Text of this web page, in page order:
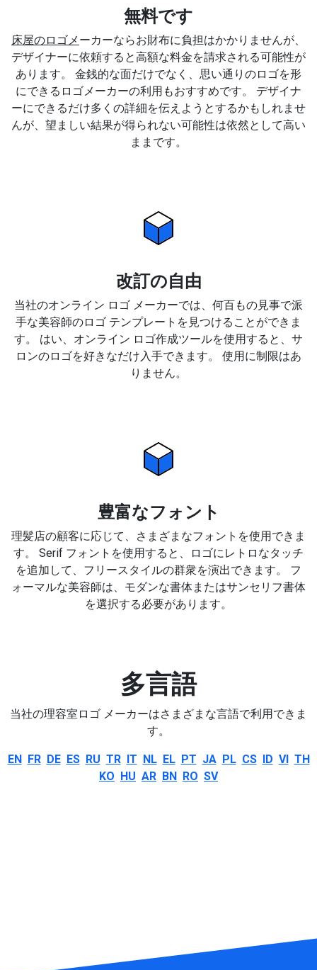
無料です
床屋のロゴメ ーカーならお財布に負担はかかりませんが、
デザイナーに依頼すると高額な料金を請求される可能性が
あります。 金銭的な面だけでなく、思い通りのロゴを形
にできるロゴメーカーの利用もおすすめです。 デザイナ
ーにできるだけ多くの詳細を伝えようとするかもしれませ
んが、望ましい結果が得られない可能性は依然として高い
ままです。
改訂の自由
当社のオンライン ロゴ メーカーでは、何百もの見事で派
手な美容師のロゴ テンプレートを見つけることができま
す。 はい、オンライン ロゴ作成ツールを使用すると、サ
ロンのロゴを好きなだけ入手できます。 使用に制限はあ
りません。
豊富なフォント
理髪店の顧客に応じて、さまざまなフォントを使用できま
す。 Serif フォントを使用すると、ロゴにレトロなタッチ
を追加して、フリースタイルの群衆を演出できます。 フ
ォーマルな美容師は、モダンな書体またはサンセリフ書体
を選択する必要があります。
多言語
当社の理容室ロゴ メーカーはさまざまな言語で利用できま
す。
EN FR DE ES RU TR IT NL EL PT JA PL CS ID VI TH
KO HU AR BN RO SV